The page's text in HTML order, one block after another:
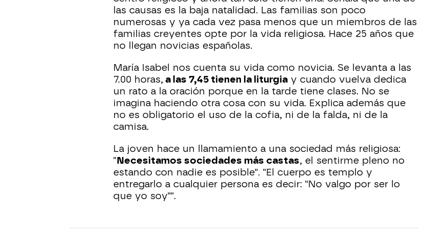
las causas es la baja natalidad. Las familias son poco
numerosas y ya cada vez pasa menos que un miembros de las
familias creyentes opte por la vida religiosa. Hace 25 años que
no llegan novicias españolas.
María Isabel nos cuenta su vida como novicia. Se levanta a las
7.00 horas, a las 7,45 tienen la liturgia y cuando vuelva dedica
un rato a la oración porque en la tarde tiene clases. No se
imagina haciendo otra cosa con su vida. Explica además que
no es obligatorio el uso de la cofia, ni de la falda, ni de la
camisa.
La joven hace un llamamiento a una sociedad más religiosa:
"Necesitamos sociedades más castas, el sentirme pleno no
estando con nadie es posible". "El cuerpo es templo y
entregarlo a cualquier persona es decir: "No valgo por ser lo
que yo soy"".